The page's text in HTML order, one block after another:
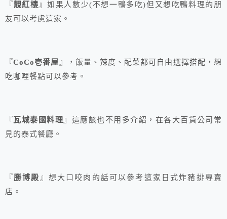
『靚紅樓』如果人數少(不想一鴨多吃)但又想吃鴨料理的朋
友可以考慮這家。
『CoCo壱番屋』，飯量、辣度、配菜都可自由選擇搭配，想
吃咖哩餐點可以參考。
『瓦城泰國料理』這應該也不用多介紹，在各大百貨公司常
見的泰式餐廳。
『勝博殿』想大口咬肉的話可以參考這家日式炸豬排專賣
店。